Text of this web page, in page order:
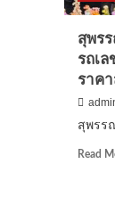
สุพร
รถเ
ราค
สุพรร
Read